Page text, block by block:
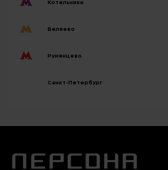
Котельники
Беляево
Румянцево
Санкт-Петербург